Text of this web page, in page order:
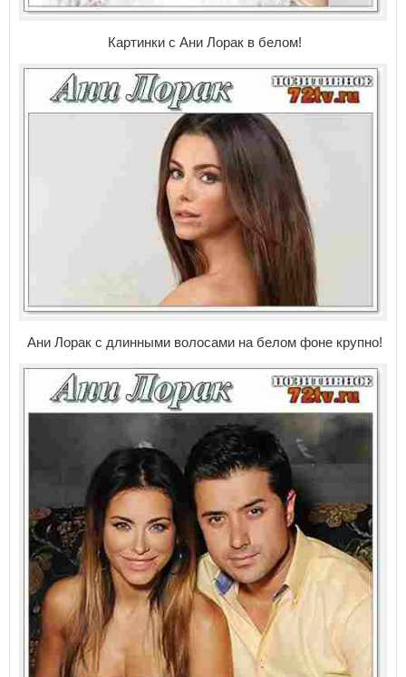
Картинки с Ани Лорак в белом!
Ани Лорак с длинными волосами на белом фоне крупно!